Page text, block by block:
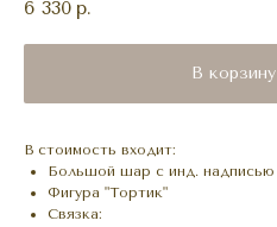
6 330 р.
В корзину
В стоимость входит:
Большой шар с инд. надписью
Фигура "Тортик"
Связка: